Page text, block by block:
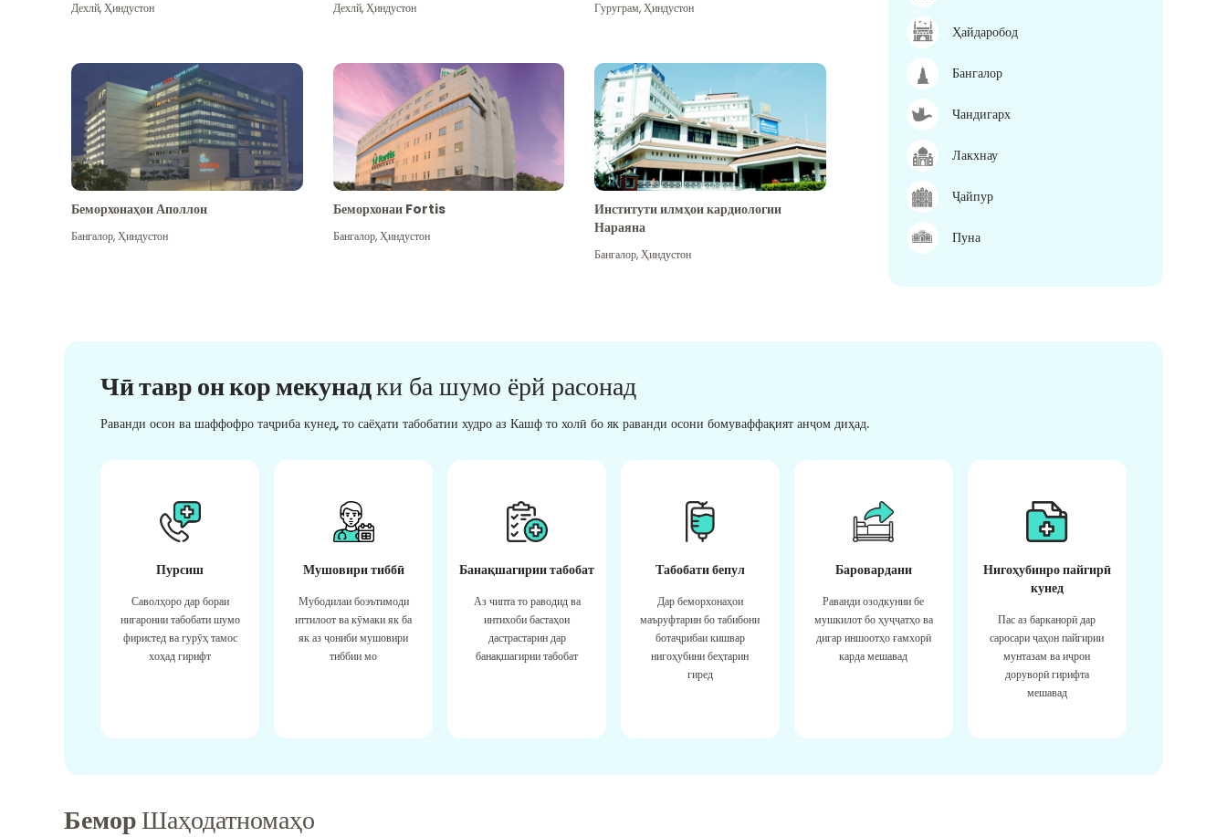
Дехлй,Ҳиндустон Дехлй,Ҳиндустон Гуруграм,Ҳиндустон
Беморхонаҳои Аполлон
Бангалор,Ҳиндустон
Беморхонаи Fortis
Бангалор,Ҳиндустон
Институти илмҳои кардиологии
Нараяна
Бангалор,Ҳиндустон
Ҳайдаробод
Бангалор
Чандигарх
Лакхнау
Ҷайпур
Пуна
Чӣ тавр он кор мекунадки ба шумо ёрй расонад
Раванди осон ва шаффофро таҷриба кунед, то саёҳати табобатии худро аз Кашф то холӣ бо як раванди осони бомуваффақият анҷом диҳад.
Пурсиш
Саволҳоро дар бораи
нигаронии табобати шумо
фиристед ва гурӯҳ тамос
хоҳад гирифт
Мушовири тиббӣ
Мубодилаи боэътимоди
иттилоот ва кӯмаки як ба
як аз ҷониби мушовири
тиббии мо
Банақшагирии табобат
Аз чипта то раводид ва
интихоби бастаҳои
дастрастарин дар
банақшагирии табобат
Табобати бепул
Дар беморхонаҳои
маъруфтарин бо табибони
ботаҷрибаи кишвар
нигоҳубини беҳтарин
гиред
Баровардани
Раванди озодкунии бе
мушкилот бо ҳуҷҷатҳо ва
дигар иншоотҳо ғамхорӣ
карда мешавад
Нигоҳубинро пайгирӣ
кунед
Пас аз барканорӣ дар
саросари ҷаҳон пайгирии
мунтазам ва иҷрои
доруворӣ гирифта
мешавад
БеморШаҳодатномаҳо